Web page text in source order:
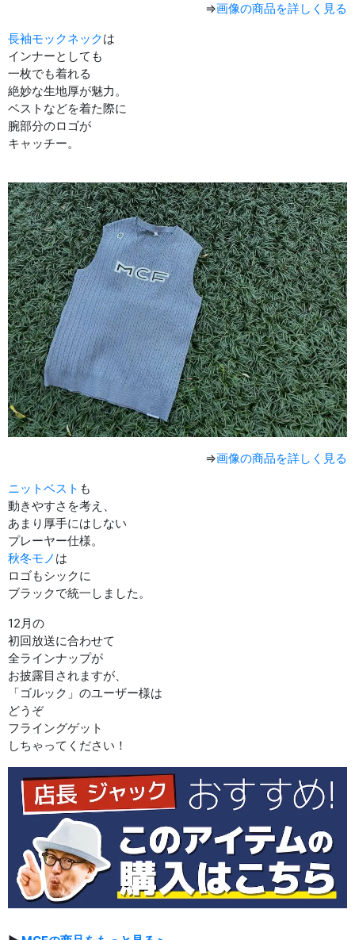
⇒画像の商品を詳しく見る
長袖モックネックは
インナーとしても
一枚でも着れる
絶妙な生地厚が魅力。
ベストなどを着た際に
腕部分のロゴが
キャッチー。
⇒画像の商品を詳しく見る
ニットベスト も
動きやすさを考え、
あまり厚手にはしない
プレーヤー仕様。
秋冬モノ は
ロゴもシックに
ブラックで統一しました。
12月の
初回放送に合わせて
全ラインナップが
お披露目されますが、
「ゴルック」のユーザー様は
どうぞ
フライングゲット
しちゃってください！